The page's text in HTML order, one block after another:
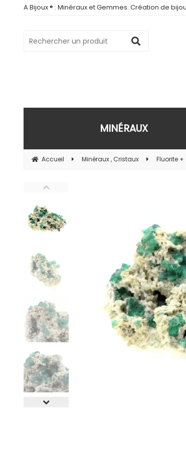
A Bijoux ® : Minéraux et Gemmes. Création de
MINÉRAUX
Accueil Minéraux , Cristaux Fluorite +